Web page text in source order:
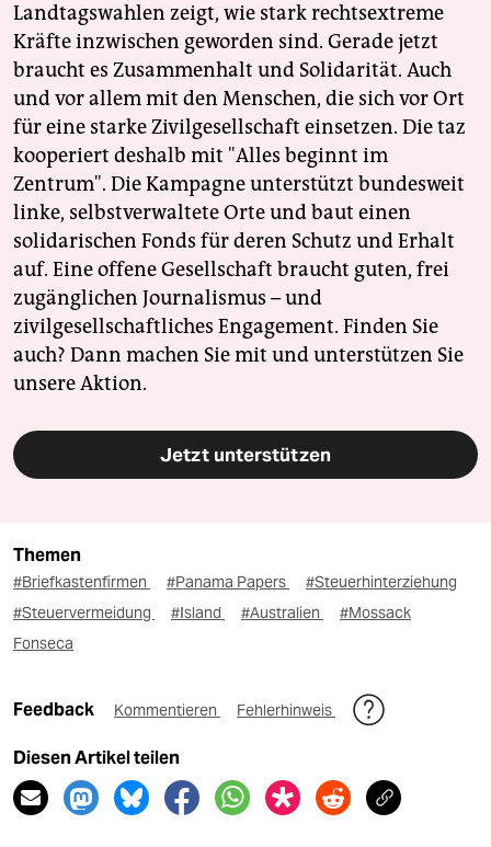
Landtagswahlen zeigt, wie stark rechtsextreme
Kräfte inzwischen geworden sind. Gerade jetzt
braucht es Zusammenhalt und Solidarität. Auch
und vor allem mit den Menschen, die sich vor Ort
für eine starke Zivilgesellschaft einsetzen. Die taz
kooperiert deshalb mit "Alles beginnt im
Zentrum". Die Kampagne unterstützt bundesweit
linke, selbstverwaltete Orte und baut einen
solidarischen Fonds für deren Schutz und Erhalt
auf. Eine offene Gesellschaft braucht guten, frei
zugänglichen Journalismus – und
zivilgesellschaftliches Engagement. Finden Sie
auch? Dann machen Sie mit und unterstützen Sie
unsere Aktion.
Jetzt unterstützen
Themen
#Briefkastenfirmen #Panama Papers
#Steuerhinterziehung
#Steuervermeidung
#Island #Australien
#Mossack
Fonseca
Feedback Kommentieren Fehlerhinweis
Diesen Artikel teilen